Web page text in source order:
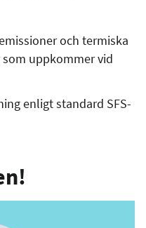
och termiska
uppkommer vid
enligt standard SFS-